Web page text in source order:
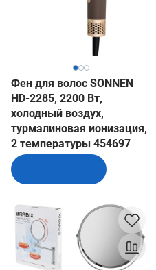
Фен для волос SONNEN
HD-2285, 2200 Вт,
холодный воздух,
турмалиновая ионизация,
2 температуры 454697